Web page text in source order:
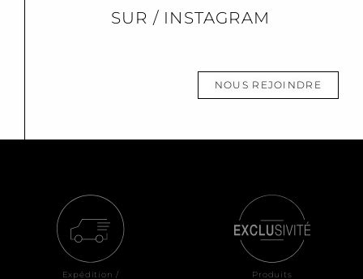
SUR / INSTAGRAM
NOUS REJOINDRE
Expédition /
Produits